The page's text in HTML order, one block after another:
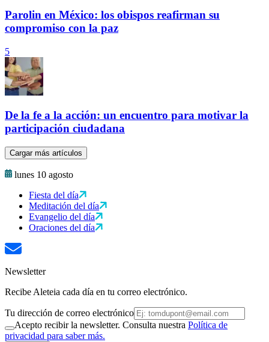
Parolin en México: los obispos reafirman su
compromiso con la paz
5
De la fe a la acción: un encuentro para motivar la
participación ciudadana
Cargar más artículos
lunes 10 agosto
Fiesta del día
Meditación del día
Evangelio del día
Oraciones del día
Newsletter
Recibe Aleteia cada día en tu correo electrónico.
Tu dirección de correo electrónico
Acepto recibir la newsletter. Consulta nuestra Política de
privacidad para saber más.